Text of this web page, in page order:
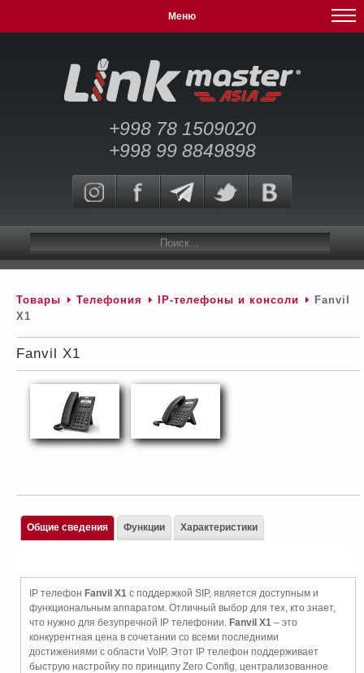
Меню
+998 78 1509020
+998 99 8849898
Товары Телефония IP-телефоны и консоли
Fanvil
X1
Fanvil X1
Общие сведения
IP телефон Fanvil X1 с поддержкой SIP, является доступным и
функциональным аппаратом. Отличный выбор для тех, кто знает,
что нужно для безупречной IP телефонии. Fanvil X1 – это
конкурентная цена в сочетании со всеми последними
достижениями с области VoIP. Этот IP телефон поддерживает
быструю настройку по принципу Zero Config, централизованное
Функции Характеристики